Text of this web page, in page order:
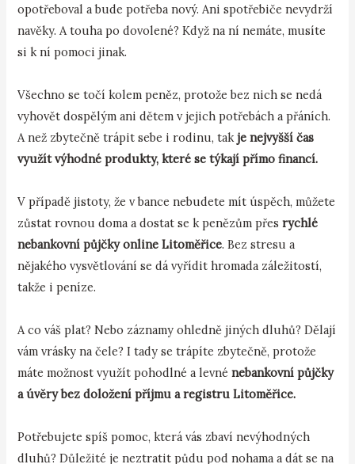
opotřeboval a bude potřeba nový. Ani spotřebiče nevydrží
navěky. A touha po dovolené? Když na ní nemáte, musíte
si k ní pomoci jinak.
Všechno se točí kolem peněz, protože bez nich se nedá
vyhovět dospělým ani dětem v jejich potřebách a přáních.
A než zbytečně trápit sebe i rodinu, takje nejvyšší čas
využít výhodné produkty, které se týkají přímo financí.
V případě jistoty, že v bance nebudete mít úspěch, můžete
zůstat rovnou doma a dostat se k penězům přesrychlé
nebankovní půjčky online Litoměřice. Bez stresu a
nějakého vysvětlování se dá vyřídit hromada záležitostí,
takže i peníze.
A co váš plat? Nebo záznamy ohledně jiných dluhů? Dělají
vám vrásky na čele? I tady se trápíte zbytečně, protože
máte možnost využít pohodlné a levnénebankovní půjčky
a úvěry bez doložení příjmu a registru Litoměřice.
Potřebujete spíš pomoc, která vás zbaví nevýhodných
dluhů? Důležité je neztratit půdu pod nohama a dát se na